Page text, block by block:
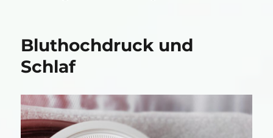
Bluthochdruck und
Schlaf